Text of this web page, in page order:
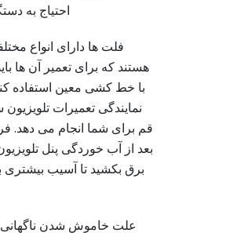
احتیاج به
فلت ها دارای انواع
هستند که برای تعمیر آن ها
با خط کشی معین استفاده
نمایندگی تعمیرات
قم برای شما انجام می دهد.
بعد از آب خوردگی پنل
برق بکشید تا آسیب بیشتری
علت خاموش شدن ناگهانی